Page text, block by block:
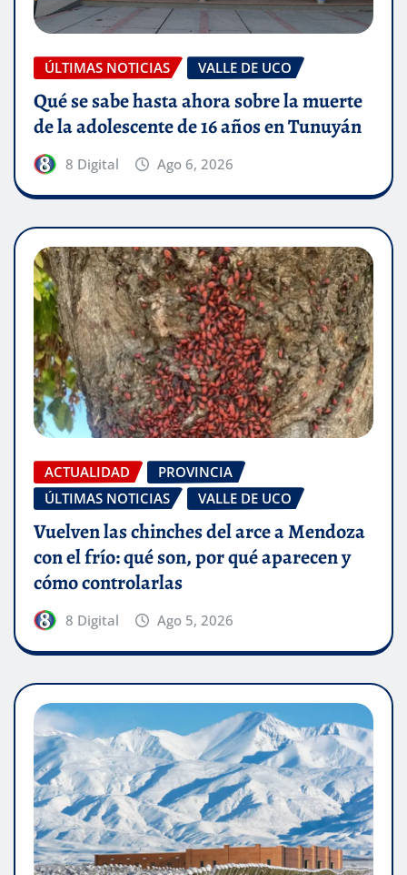
ÚLTIMAS NOTICIAS VALLE DE UCO
Qué se sabe hasta ahora sobre la muerte
de la adolescente de 16 años en Tunuyán
8 Digital Ago 6, 2026
ACTUALIDAD
PROVINCIA
ÚLTIMAS NOTICIAS
VALLE DE UCO
Vuelven las chinches del arce a Mendoza
con el frío: qué son, por qué aparecen y
cómo controlarlas
8 Digital Ago 5, 2026